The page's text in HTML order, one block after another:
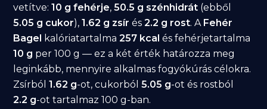
vetítve:10 g fehérje,50.5 g szénhidrát (ebből
5.05 g cukor),1.62 g zsír és2.2 g rost. A Fehér
Bagel kalóriatartalma257 kcal és fehérjetartalma
10 g per 100 g — ez a két érték határozza meg
leginkább, mennyire alkalmas fogyókúrás célokra.
Zsírból1.62 g-ot, cukorból5.05 g-ot és rostból
2.2 g-ot tartalmaz 100 g-ban.